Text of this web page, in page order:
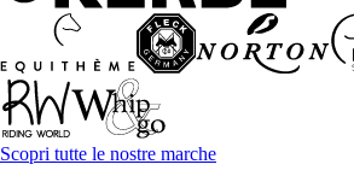
Scopri tutte le nostre marche